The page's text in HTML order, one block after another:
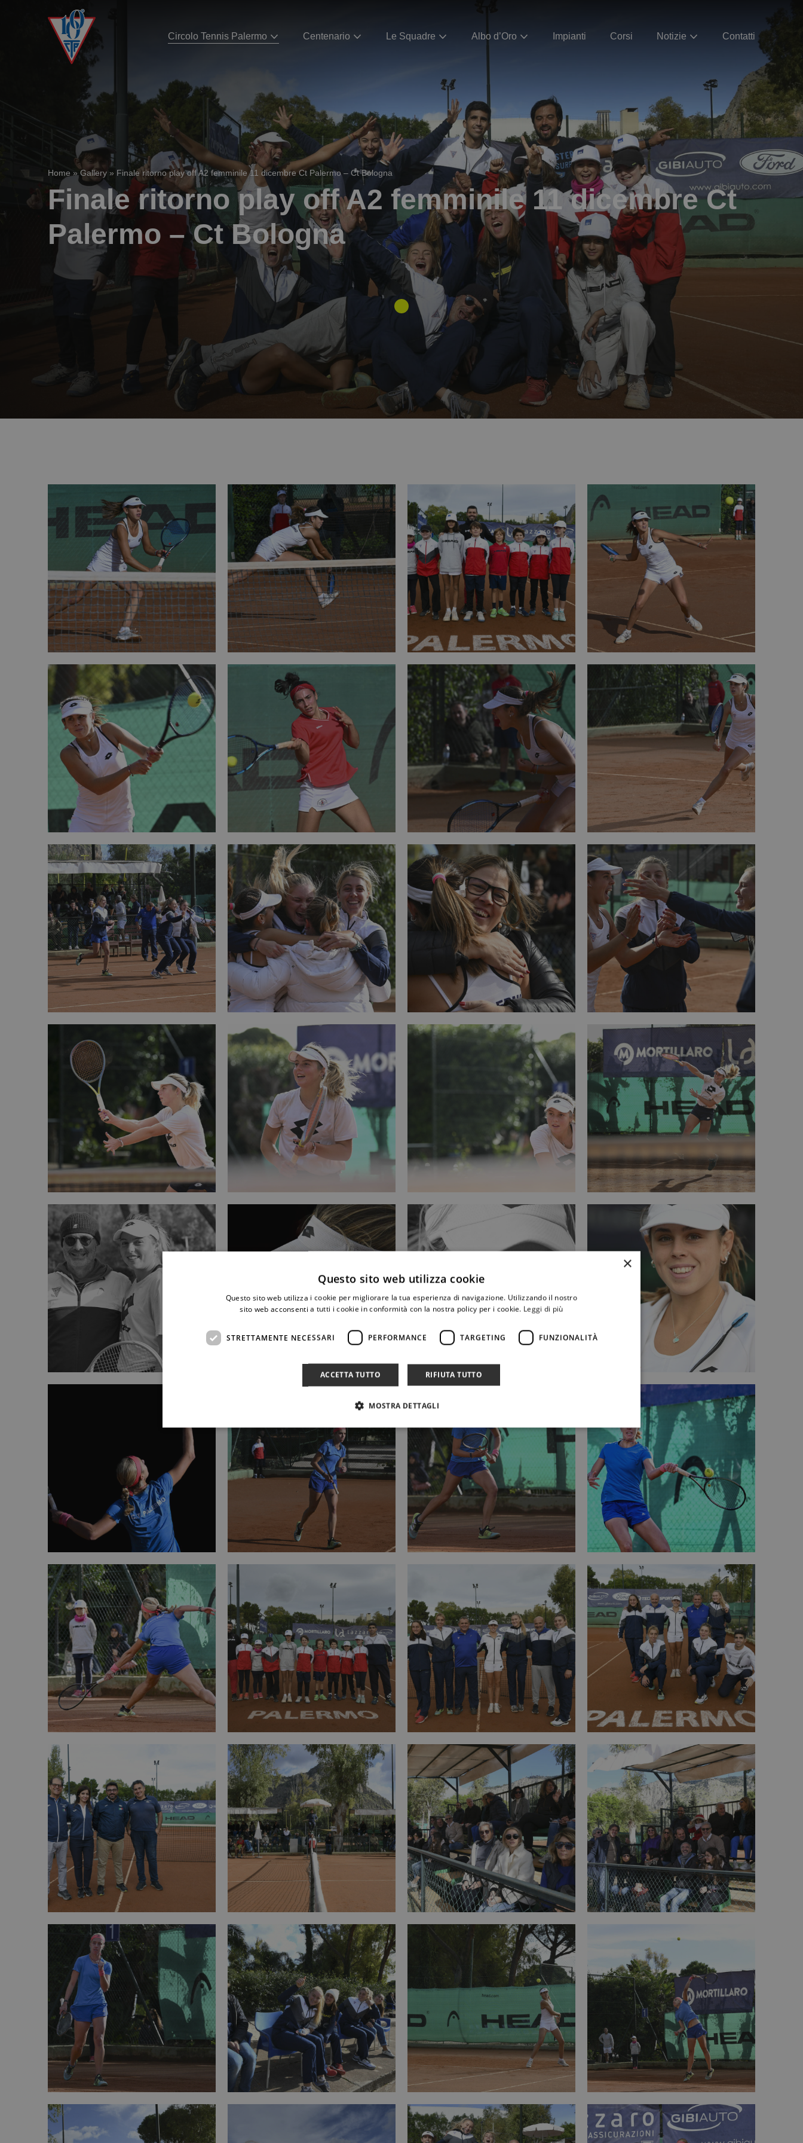
Circolo Tennis Palermo Centenario Le Squadre Albo d’Oro Impianti Corsi Notizie Contatti
Home » Gallery » Finale ritorno play off A2 femminile 11 dicembre Ct Palermo – Ct Bologna
Finale ritorno play off A2 femminile 11 dicembre Ct
Palermo – Ct Bologna
×
Questo sito web utilizza cookie
Questo sito web utilizza i cookie per migliorare la tua esperienza di navigazione. Utilizzando il nostro
sito web acconsenti a tutti i cookie in conformità con la nostra policy per i cookie. Leggi di più
STRETTAMENTE NECESSARI PERFORMANCE TARGETING FUNZIONALITÀ
ACCETTA TUTTO RIFIUTA TUTTO
MOSTRA DETTAGLI